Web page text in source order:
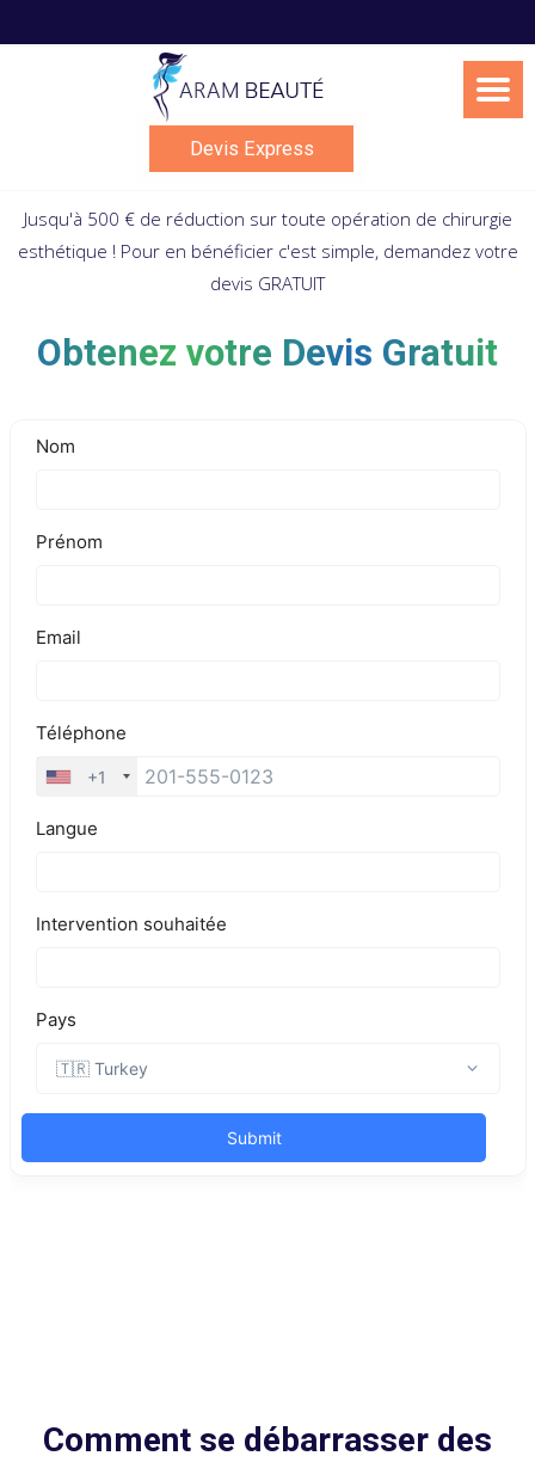
to
Devis Express
Jusqu'à 500 € de réduction sur toute opération de chirurgie
esthétique ! Pour en bénéficier c'est simple, demandez votre
devis GRATUIT
Obtenez votre Devis Gratuit
Comment se débarrasser des